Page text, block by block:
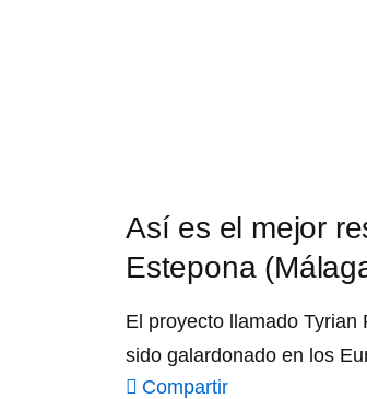
Así es el mejor
Estepona
El proyecto llamado
sido galardonado en los
Compartir